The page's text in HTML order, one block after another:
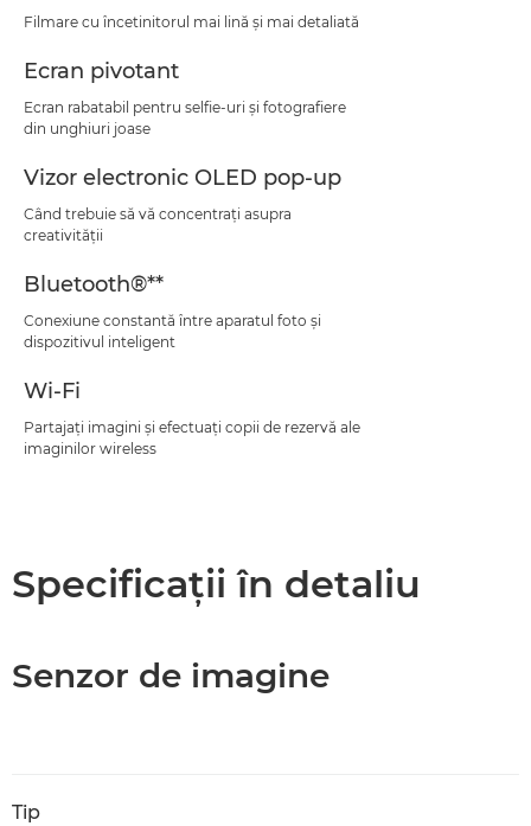
Filmare cu încetinitorul mai lină şi mai detaliată
Ecran pivotant
Ecran rabatabil pentru selfie-uri şi fotografiere
din unghiuri joase
Vizor electronic OLED pop-up
Când trebuie să vă concentraţi asupra
creativităţii
Bluetooth®**
Conexiune constantă între aparatul foto şi
dispozitivul inteligent
Wi-Fi
Partajaţi imagini şi efectuaţi copii de rezervă ale
imaginilor wireless
Specificaţii în detaliu
Senzor de imagine
Tip